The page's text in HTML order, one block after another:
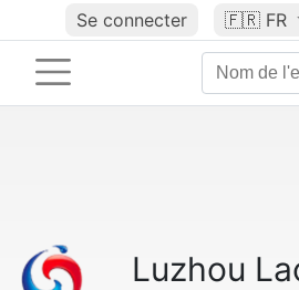
Se connecter 🇫🇷 FR
Luzhou